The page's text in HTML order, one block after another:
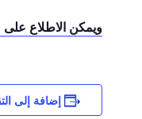
ويمكن الاطلاع
إضافة إلى